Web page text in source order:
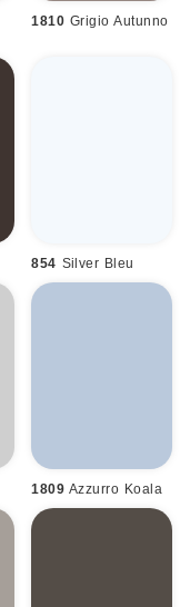
1810 Grigio Autunno
854 Silver Bleu
1809 Azzurro Koala